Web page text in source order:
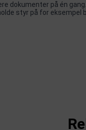
dokumenter på én
styr på for eksempel